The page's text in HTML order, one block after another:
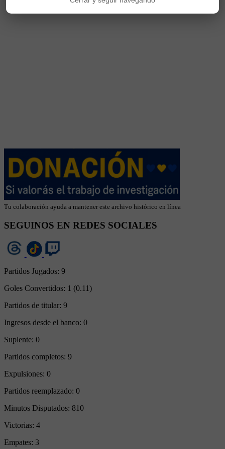
Tu colaboración ayuda a mantener este archivo histórico en línea
SEGUINOS EN REDES SOCIALES
Partidos Jugados: 9
Goles Convertidos: 1 (0.11)
Partidos de titular: 9
Ingresos desde el banco: 0
Suplente: 0
Partidos completos: 9
Expulsiones: 0
Partidos reemplazado: 0
Minutos Disputados: 810
Victorias: 4
Empates: 3